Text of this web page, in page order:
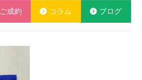
ご成約 コラム ブログ